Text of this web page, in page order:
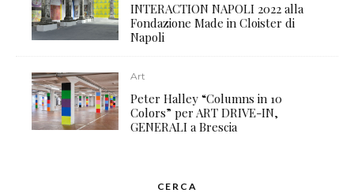
INTERACTION NAPOLI 2022 alla
Fondazione Made in Cloister di
Napoli
Art
Peter Halley “Columns in 10
Colors” per ART DRIVE-IN,
GENERALI a Brescia
CERCA